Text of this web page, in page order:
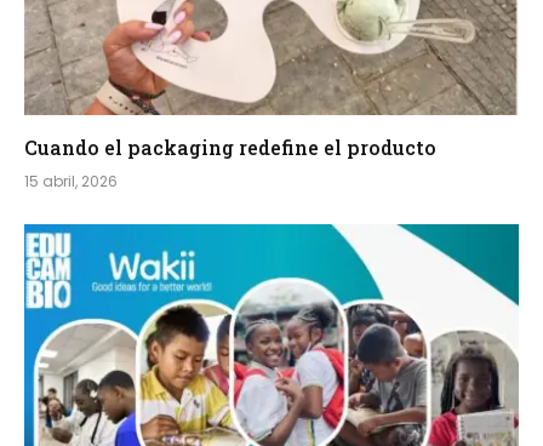
Cuando el packaging redefine el producto
15 abril, 2026